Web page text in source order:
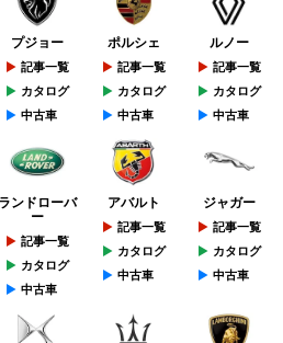
プジョー
記事一覧
カタログ
中古車
ポルシェ
記事一覧
カタログ
中古車
ルノー
記事一覧
カタログ
中古車
ランドローバ
ー
記事一覧
カタログ
中古車
アバルト
記事一覧
カタログ
中古車
ジャガー
記事一覧
カタログ
中古車